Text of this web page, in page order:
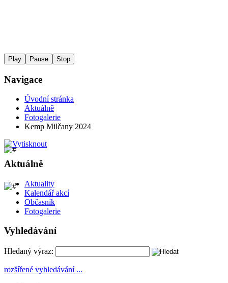
Play Pause Stop
Navigace
Úvodní stránka
Aktuálně
Fotogalerie
Kemp Milčany 2024
Aktuálně
Aktuality
Kalendář akcí
Občasník
Fotogalerie
Vyhledávání
Hledaný výraz:
rozšířené vyhledávání ...